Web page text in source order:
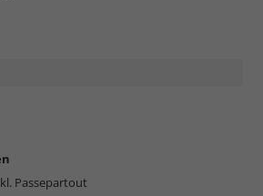
Passepartout